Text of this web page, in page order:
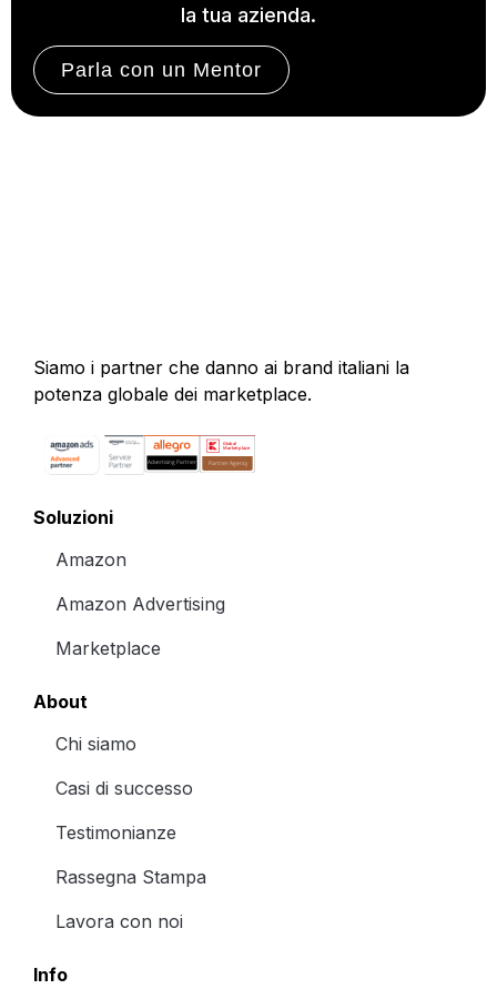
la tua azienda.
Parla con un Mentor
Siamo i partner che danno ai brand italiani la
potenza globale dei marketplace.
Soluzioni
Amazon
Amazon Advertising
Marketplace
About
Chi siamo
Casi di successo
Testimonianze
Rassegna Stampa
Lavora con noi
Info